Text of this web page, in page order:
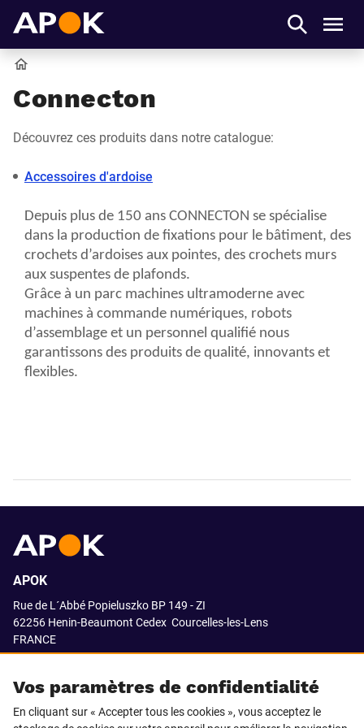
Connecton
Découvrez ces produits dans notre catalogue:
Accessoires d'ardoise
Depuis plus de 150 ans CONNECTON se spécialise
dans la production de fixations pour le bâtiment, des
crochets d’ardoises aux pointes, des crochets murs
aux suspentes de plafonds.
Grâce à un parc machines ultramoderne avec
machines à commande numériques, robots
d’assemblage et un personnel qualifié nous
garantissons des produits de qualité, innovants et
flexibles.
Vos paramètres de confidentialité
En cliquant sur « Accepter tous les cookies », vous acceptez le
APOK
Rue de L´Abbé Popieluszko BP 149 - ZI
62256 Henin-Beaumont Cedex Courcelles-les-Lens
FRANCE